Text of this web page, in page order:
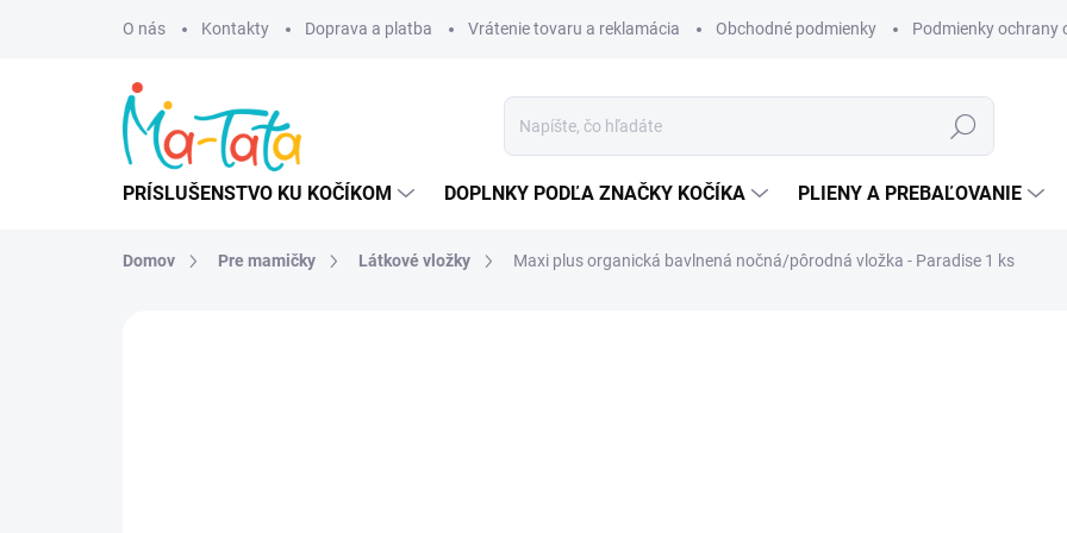
O nás Kontakty Doprava a platba Vrátenie tovaru a reklamácia Obchodné podmienky Podmienky ochrany
Hľadať
PRÍSLUŠENSTVO KU KOČÍKOM DOPLNKY PODĽA ZNAČKY KOČÍKA PLIENY A PREBAĽOVANIE
Domov Pre mamičky Látkové vložky Maxi plus organická bavlnená nočná/pôrodná vložka - Paradise 1 ks